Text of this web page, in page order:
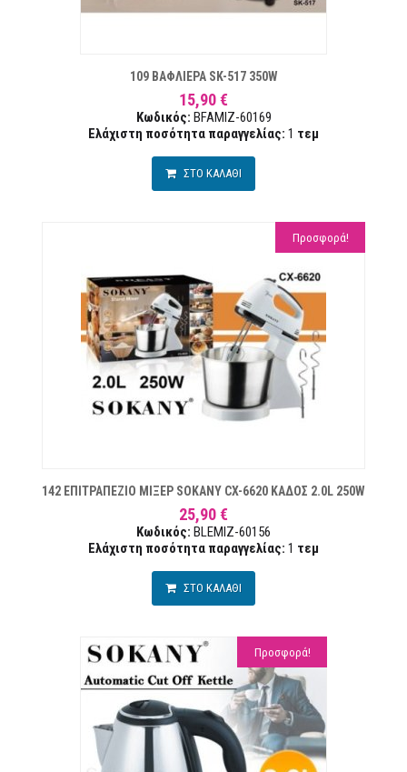
109 ΒΑΦΛΙΕΡΑ SK-517 350W
15,90 €
Κωδικός: BFAMIZ-60169
Ελάχιστη ποσότητα παραγγελίας: 1 τεμ
ΣΤΟ ΚΑΛΑΘΙ
Προσφορά!
142 ΕΠΙΤΡΑΠΕΖΙΟ ΜΙΞΕΡ SOKANY CX-6620 ΚΑΔΟΣ 2.0L 250W
25,90 €
Κωδικός: BLEMIZ-60156
Ελάχιστη ποσότητα παραγγελίας: 1 τεμ
ΣΤΟ ΚΑΛΑΘΙ
Προσφορά!